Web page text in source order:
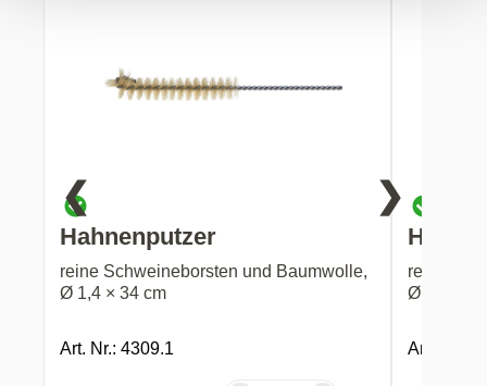
Hahnenputzer
reine Schweineborsten und Baumwolle,
Ø 1,4 × 34 cm
Art. Nr.: 4309.1
reine
Ø 0,6 ×
Art. Nr.:
❮ ❯